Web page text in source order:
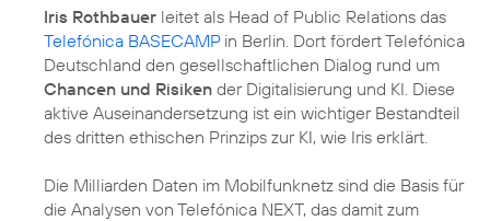
Iris Rothbauer leitet als Head of Public Relations das
Telefónica BASECAMPin Berlin. Dort fördert Telefónica
Deutschland den gesellschaftlichen Dialog rund um
Chancen und Risiken der Digitalisierung und KI. Diese
aktive Auseinandersetzung ist ein wichtiger Bestandteil
des dritten ethischen Prinzips zur KI, wie Iris erklärt.
Die Milliarden Daten im Mobilfunknetz sind die Basis für
die Analysen von Telefónica NEXT, das damit zum